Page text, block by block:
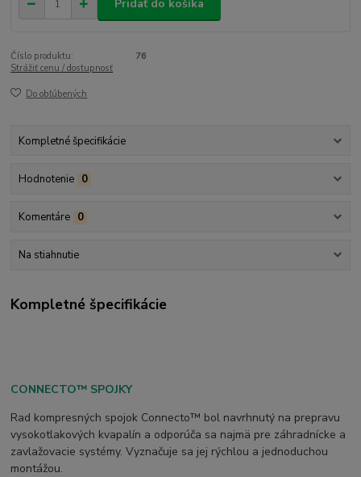
Pridať do košíka
Číslo produktu:
76
Strážiť cenu / dostupnosť
Do obľúbených
Kompletné špecifikácie
Hodnotenie 0
Komentáre 0
Na stiahnutie
Kompletné špecifikácie
CONNECTO™ SPOJKY
Rad kompresných spojok Connecto™ bol navrhnutý na prepravu
vysokotlakových kvapalín a odporúča sa najmä pre záhradnícke a
zavlažovacie systémy. Vyznačuje sa jej rýchlou a jednoduchou
montážou.